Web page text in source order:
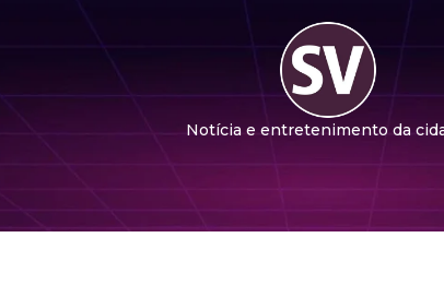
Notícia e entretenimento da